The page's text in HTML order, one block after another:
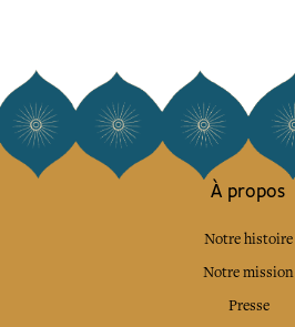
À propos
Notre histoire
Notre mission
Presse